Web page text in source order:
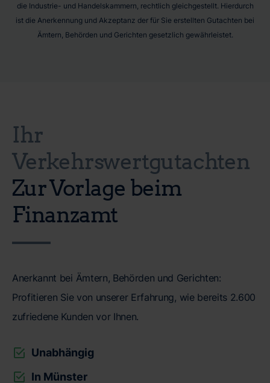
die Industrie- und Handelskammern, rechtlich gleichgestellt. Hierdurch
ist die Anerkennung und Akzeptanz der für Sie erstellten Gutachten bei
Ämtern, Behörden und Gerichten gesetzlich gewährleistet.
Ihr
Verkehrswertgutachten
Zur Vorlage beim
Finanzamt
Anerkannt bei Ämtern, Behörden und Gerichten:
Profitieren Sie von unserer Erfahrung, wie bereits 2.600
zufriedene Kunden vor Ihnen.
Unabhängig
In Münster